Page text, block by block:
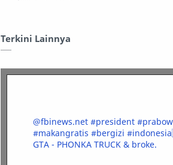
Terkini Lainnya
@fbinews.net #president
#makangratis #bergizi
GTA - PHONKA TRUCK & broke.